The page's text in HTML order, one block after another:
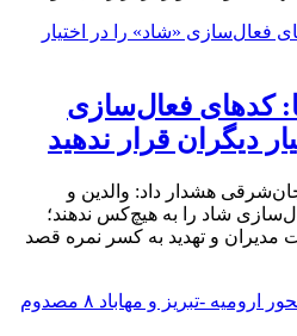
کدهای فعال‌سازی
دیگران قرار ندهید
هشدار داد: والدین و
شاد را به هیچ‌کس ندهند؛
مدیران و تهدید به کسر نمره قصد